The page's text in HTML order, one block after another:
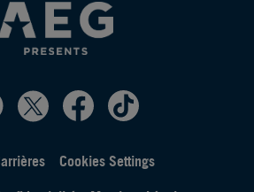
Cookies Settings